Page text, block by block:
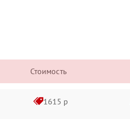
Стоимость
1615 р